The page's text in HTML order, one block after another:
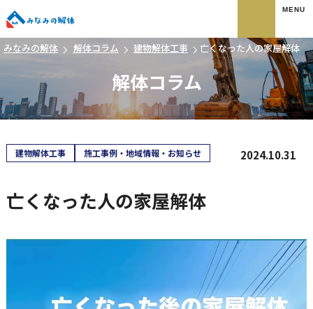
みなみの解体 解体コラム 建物解体工事 亡くなった人の家屋解体
解体コラム
建物解体工事 施工事例・地域情報・お知らせ 2024.10.31
亡くなった人の家屋解体